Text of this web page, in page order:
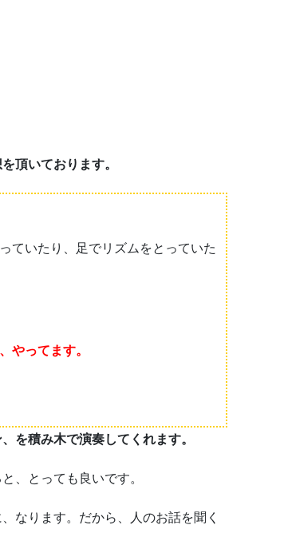
頂いております。
ていたり、足でリズムをとっていた
やってます。
を積み木で演奏してくれます。
、とっても良いです。
なります。だから、人のお話を聞く